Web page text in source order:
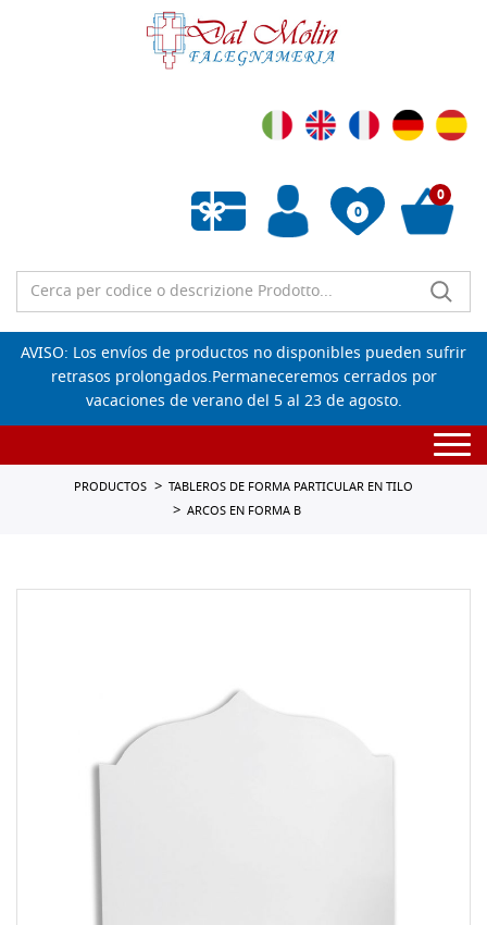
0
Lista de deseos vacía
0
AVISO: Los envíos de productos no disponibles pueden sufrir
retrasos prolongados.Permaneceremos cerrados por
vacaciones de verano del 5 al 23 de agosto.
PRODUCTOS
TABLEROS DE FORMA PARTICULAR EN TILO
ARCOS EN FORMA B